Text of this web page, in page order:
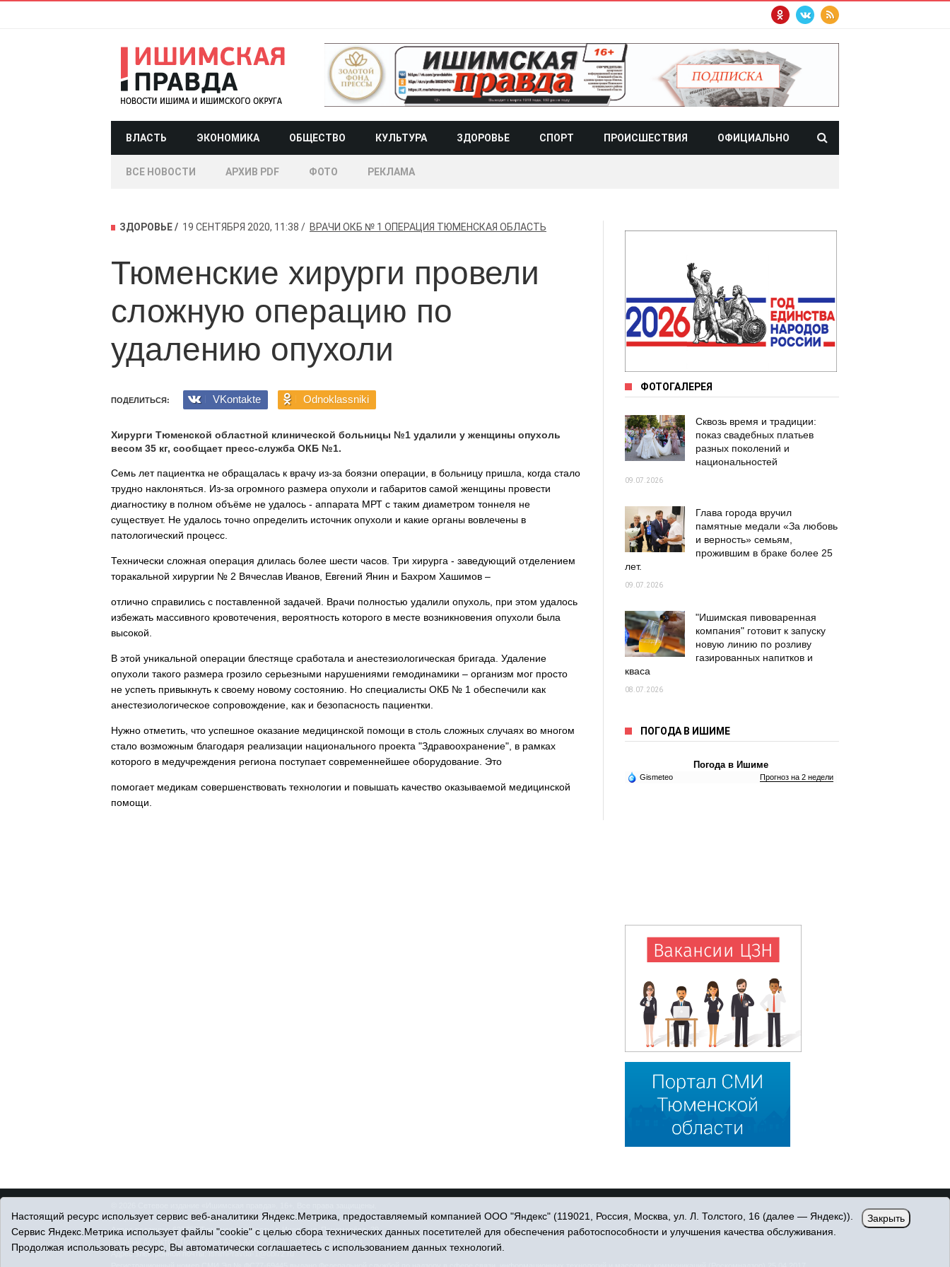
ВЛАСТЬ ЭКОНОМИКА ОБЩЕСТВО КУЛЬТУРА ЗДОРОВЬЕ СПОРТ ПРОИСШЕСТВИЯ ОФИЦИАЛЬНО
ВСЕ НОВОСТИ АРХИВ PDF ФОТО РЕКЛАМА
ЗДОРОВЬЕ 19 СЕНТЯБРЯ 2020, 11:38 ВРАЧИ ОКБ № 1 ОПЕРАЦИЯ ТЮМЕНСКАЯ ОБЛАСТЬ
Тюменские хирурги провели
сложную операцию по
удалению опухоли
ПОДЕЛИТЬСЯ: VKontakte Odnoklassniki
Хирурги Тюменской областной клинической больницы №1 удалили у женщины опухоль
весом 35 кг, сообщает пресс-служба ОКБ №1.
Семь лет пациентка не обращалась к врачу из-за боязни операции, в больницу пришла, когда стало
трудно наклоняться. Из-за огромного размера опухоли и габаритов самой женщины провести
диагностику в полном объёме не удалось - аппарата МРТ с таким диаметром тоннеля не
существует. Не удалось точно определить источник опухоли и какие органы вовлечены в
патологический процесс.
Технически сложная операция длилась более шести часов. Три хирурга - заведующий отделением
торакальной хирургии № 2 Вячеслав Иванов, Евгений Янин и Бахром Хашимов –
отлично справились с поставленной задачей. Врачи полностью удалили опухоль, при этом удалось
избежать массивного кровотечения, вероятность которого в месте возникновения опухоли была
высокой.
В этой уникальной операции блестяще сработала и анестезиологическая бригада. Удаление
опухоли такого размера грозило серьезными нарушениями гемодинамики – организм мог просто
не успеть привыкнуть к своему новому состоянию. Но специалисты ОКБ № 1 обеспечили как
анестезиологическое сопровождение, как и безопасность пациентки.
Нужно отметить, что успешное оказание медицинской помощи в столь сложных случаях во многом
стало возможным благодаря реализации национального проекта "Здравоохранение", в рамках
которого в медучреждения региона поступает современнейшее оборудование. Это
помогает медикам совершенствовать технологии и повышать качество оказываемой медицинской
помощи.
ФОТОГАЛЕРЕЯ
Сквозь время и традиции:
показ свадебных платьев
разных поколений и
национальностей
09.07.2026
Глава города вручил
памятные медали «За любовь
и верность» семьям,
прожившим в браке более 25
лет.
09.07.2026
"Ишимская пивоваренная
компания" готовит к запуску
новую линию по розливу
газированных напитков и
кваса
08.07.2026
ПОГОДА В ИШИМЕ
Погода в Ишиме
Gismeteo Прогноз на 2 недели
© При использовании материалов ссылка обязательна.
Адрес редакции: 627750 Тюменская область, г. Ишим, ул. Пономарёва, 39.
Адрес электронной почты:IshimPravda-1@obl72.ru
Настоящий ресурс использует сервис веб-аналитики Яндекс.Метрика, предоставляемый компанией ООО "Яндекс" (119021, Россия, Москва, ул. Л. Толстого, 16 (далее — Яндекс)).
Сервис Яндекс.Метрика использует файлы "cookie" с целью сбора технических данных посетителей для обеспечения работоспособности и улучшения качества обслуживания.
Продолжая использовать ресурс, Вы автоматически соглашаетесь с использованием данных технологий.
Закрыть